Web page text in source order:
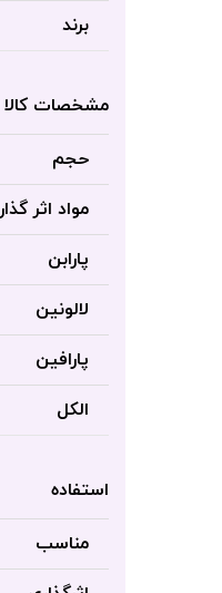
برند
مشخصات کالا
حجم
مواد اثر گذار
پارابن
لالونین
پارافین
الکل
استفاده
مناسب